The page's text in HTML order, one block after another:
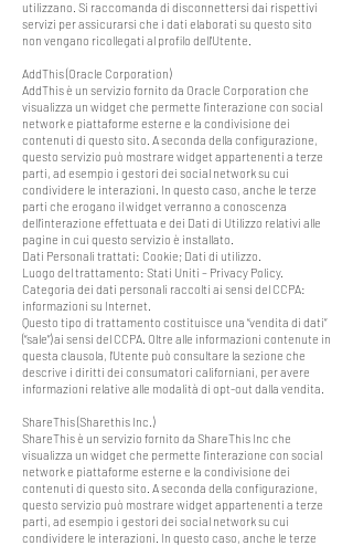
utilizzano. Si raccomanda di disconnettersi dai rispettivi
servizi per assicurarsi che i dati elaborati su questo sito
non vengano ricollegati al profilo dell'Utente.
AddThis (Oracle Corporation)
AddThis è un servizio fornito da Oracle Corporation che
visualizza un widget che permette l’interazione con social
network e piattaforme esterne e la condivisione dei
contenuti di questo sito. A seconda della configurazione,
questo servizio può mostrare widget appartenenti a terze
parti, ad esempio i gestori dei social network su cui
condividere le interazioni. In questo caso, anche le terze
parti che erogano il widget verranno a conoscenza
dell’interazione effettuata e dei Dati di Utilizzo relativi alle
pagine in cui questo servizio è installato.
Dati Personali trattati: Cookie; Dati di utilizzo.
Luogo del trattamento: Stati Uniti – Privacy Policy.
Categoria dei dati personali raccolti ai sensi del CCPA:
informazioni su Internet.
Questo tipo di trattamento costituisce una “vendita di dati”
(“sale”) ai sensi del CCPA. Oltre alle informazioni contenute in
questa clausola, l’Utente può consultare la sezione che
descrive i diritti dei consumatori californiani, per avere
informazioni relative alle modalità di opt-out dalla vendita.
ShareThis (Sharethis Inc.)
ShareThis è un servizio fornito da ShareThis Inc che
visualizza un widget che permette l’interazione con social
network e piattaforme esterne e la condivisione dei
contenuti di questo sito. A seconda della configurazione,
questo servizio può mostrare widget appartenenti a terze
parti, ad esempio i gestori dei social network su cui
condividere le interazioni. In questo caso, anche le terze